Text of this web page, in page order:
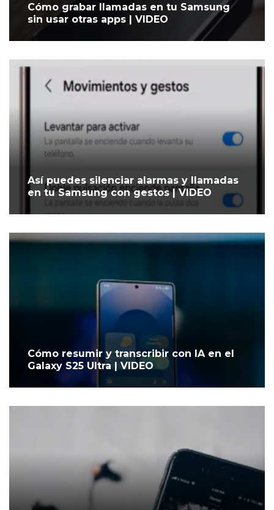
Cómo grabar llamadas en tu Samsung
sin usar otras apps | VIDEO
Así puedes silenciar alarmas y llamadas
en tu Samsung con gestos | VIDEO
Cómo resumir y transcribir con IA en el
Galaxy S25 Ultra | VIDEO